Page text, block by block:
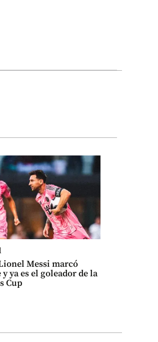
Messi marcó
ya es el goleador de la
Cup